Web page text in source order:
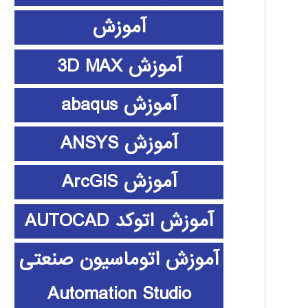
آموزش
آموزش 3D MAX
آموزش abaqus
آموزش ANSYS
آموزش ArcGIS
آموزش اتوکد AUTOCAD
آموزش اتوماسیون صنعتی
Automation Studio